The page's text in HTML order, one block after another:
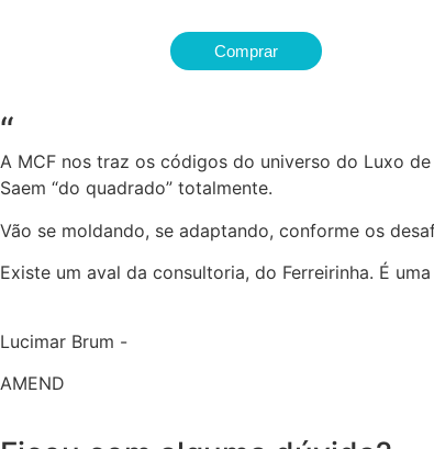
Comprar
“
A MCF nos traz os códigos do universo do Luxo
Saem “do quadrado” totalmente.
Vão se moldando, se adaptando, conforme os
Existe um aval da consultoria, do Ferreirinha. É
Lucimar Brum -
AMEND